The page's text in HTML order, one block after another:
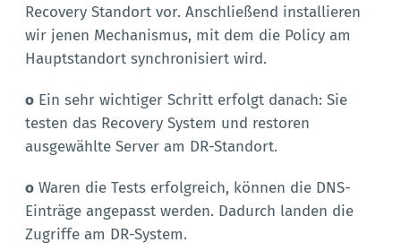
Recovery Standort vor. Anschließend installieren
wir jenen Mechanismus, mit dem die Policy am
Hauptstandort synchronisiert wird.
oEin sehr wichtiger Schritt erfolgt danach: Sie
testen das Recovery System und restoren
ausgewählte Server am DR-Standort.
oWaren die Tests erfolgreich, können die DNS-
Einträge angepasst werden. Dadurch landen die
Zugriffe am DR-System.